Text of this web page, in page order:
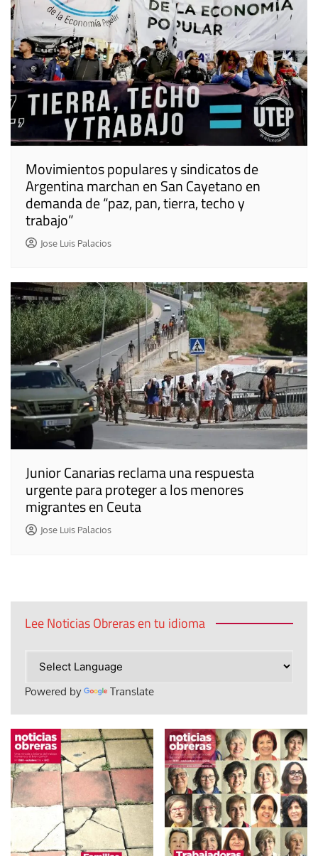
Movimientos populares y sindicatos de
Argentina marchan en San Cayetano en
demanda de “paz, pan, tierra, techo y
trabajo”
Jose Luis Palacios
Junior Canarias reclama una respuesta
urgente para proteger a los menores
migrantes en Ceuta
Jose Luis Palacios
Lee Noticias Obreras en tu idioma
Powered by Translate